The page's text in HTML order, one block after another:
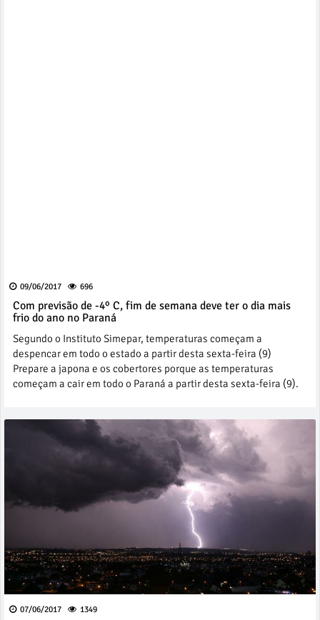
09/06/2017 696
Com previsão de -4º C, fim de semana deve ter o dia mais
frio do ano no Paraná
Segundo o Instituto Simepar, temperaturas começam a
despencar em todo o estado a partir desta sexta-feira (9)
Prepare a japona e os cobertores porque as temperaturas
começam a cair em todo o Paraná a partir desta sexta-feira (9).
07/06/2017 1349